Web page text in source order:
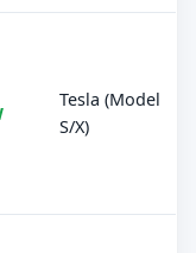
Tesla (Model
S/X)